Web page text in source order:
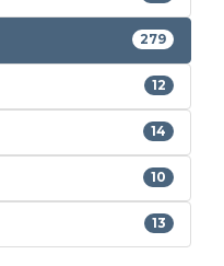
279
12
14
10
13